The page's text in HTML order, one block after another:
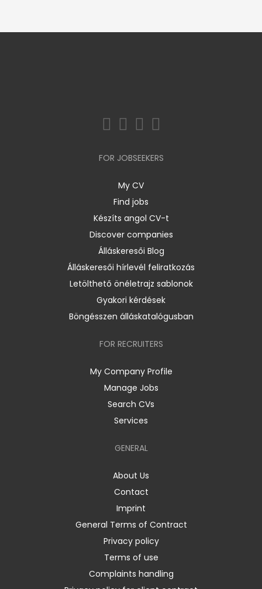
FOR JOBSEEKERS
My CV
Find jobs
Készíts angol CV-t
Discover companies
Álláskeresői Blog
Álláskeresői hírlevél feliratkozás
Letölthető önéletrajz sablonok
Gyakori kérdések
Böngésszen álláskatalógusban
FOR RECRUITERS
My Company Profile
Manage Jobs
Search CVs
Services
GENERAL
About Us
Contact
Imprint
General Terms of Contract
Privacy policy
Terms of use
Complaints handling